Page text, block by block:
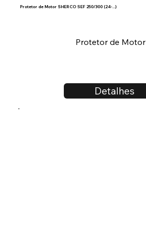
Protetor de Motor SHERCO SEF 250/300 (24-...)
Detalhes
Protetor de Motor